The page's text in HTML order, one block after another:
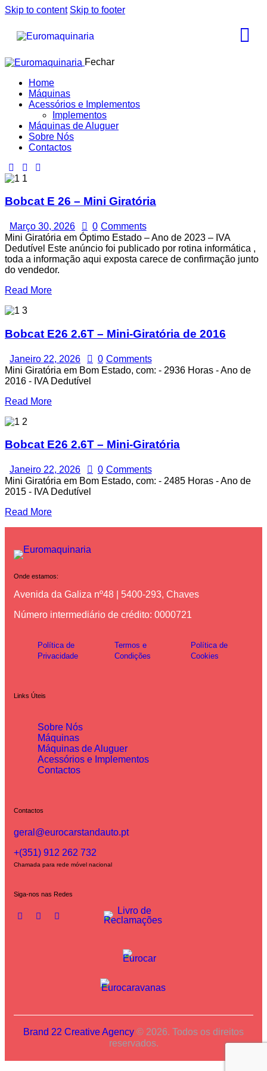
Skip to content Skip to footer
Fechar
Home
Máquinas
Acessórios e Implementos
Implementos
Máquinas de Aluguer
Sobre Nós
Contactos
Bobcat E 26 – Mini Giratória
Março 30, 2026 0 Comments
Mini Giratória em Óptimo Estado – Ano de 2023 – IVA
Dedutível Este anúncio foi publicado por rotina informática ,
toda a informação aqui exposta carece de confirmação junto
do vendedor.
Read More
Bobcat E26 2.6T – Mini-Giratória de 2016
Janeiro 22, 2026 0 Comments
Mini Giratória em Bom Estado, com: - 2936 Horas - Ano de
2016 - IVA Dedutível
Read More
Bobcat E26 2.6T – Mini-Giratória
Janeiro 22, 2026 0 Comments
Mini Giratória em Bom Estado, com: - 2485 Horas - Ano de
2015 - IVA Dedutível
Read More
Onde estamos:
Avenida da Galiza nº48 | 5400-293, Chaves
Número intermediário de crédito: 0000721
Política de
Privacidade
Termos e
Condições
Política de
Cookies
Links Úteis
Sobre Nós
Máquinas
Máquinas de Aluguer
Acessórios e Implementos
Contactos
Contactos
geral@eurocarstandauto.pt
+(351) 912 262 732
Chamada para rede móvel nacional
Siga-nos nas Redes
Brand 22 Creative Agency © 2026. Todos os direitos
reservados.